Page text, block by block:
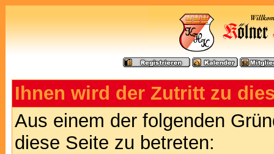
Ihnen wird der Zutritt zu
Aus einem der folgenden
diese Seite zu betreten: